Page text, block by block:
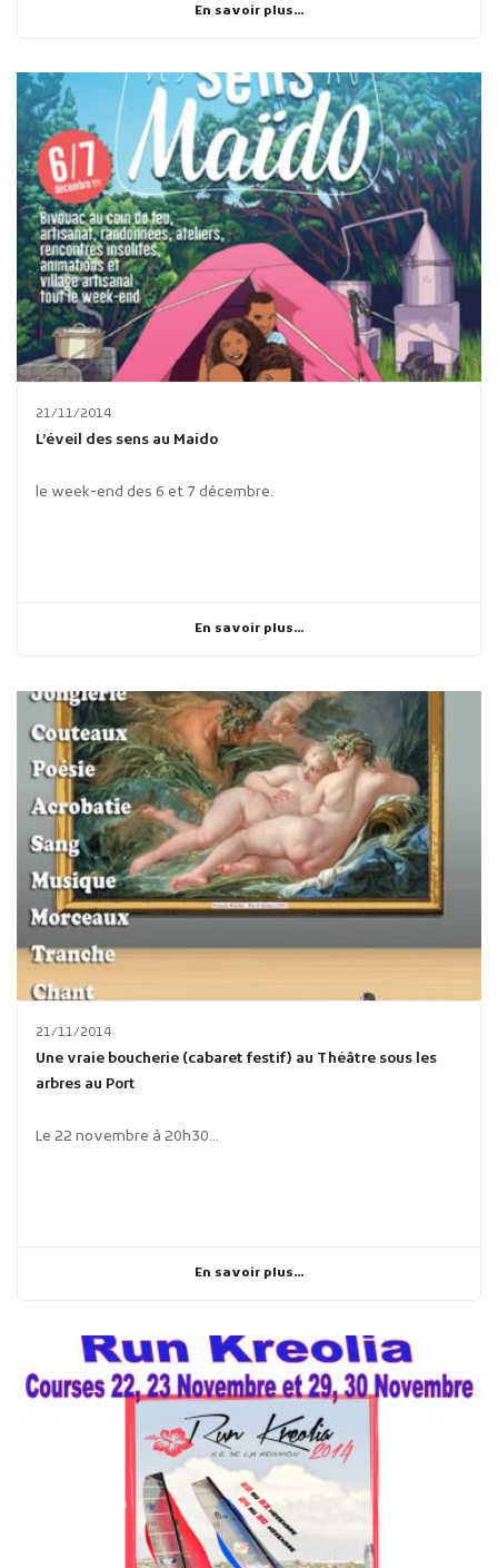
En savoir plus...
21/11/2014
L’éveil des sens au Maido
le week-end des 6 et 7 décembre.
En savoir plus...
21/11/2014
Une vraie boucherie (cabaret festif) au Théâtre sous les
arbres au Port
Le 22 novembre à 20h30...
En savoir plus...